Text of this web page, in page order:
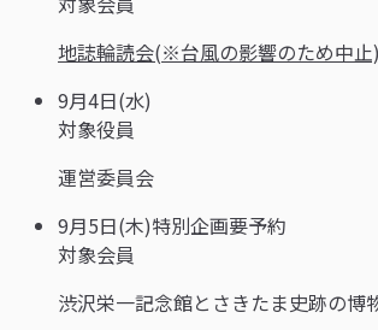
地誌輪読会(※台風の影響のため中止)
9月4日(水)
対象役員
運営委員会
9月5日(木)特別企画要予約
対象会員
渋沢栄一記念館とさきたま史跡の博